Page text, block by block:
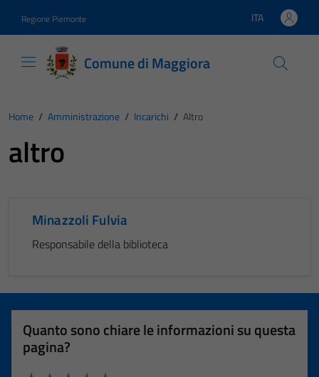
Regione Piemonte Lingua attiva:
ITA
Comune di Maggiora
Home / Amministrazione / Incarichi / Altro
altro
Minazzoli Fulvia
Responsabile della biblioteca
Quanto sono chiare le informazioni su questa
pagina?